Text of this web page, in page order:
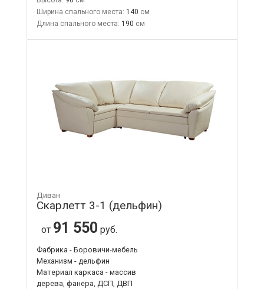
Ширина спального места: 140
Длина спального места: 190
Диван
Скарлетт 3-1 (дельфин)
от 91 550 руб.
Фабрика - Боровичи-мебель
Механизм - дельфин
Материал каркаса - массив
дерева, фанера, ДСП, ДВП